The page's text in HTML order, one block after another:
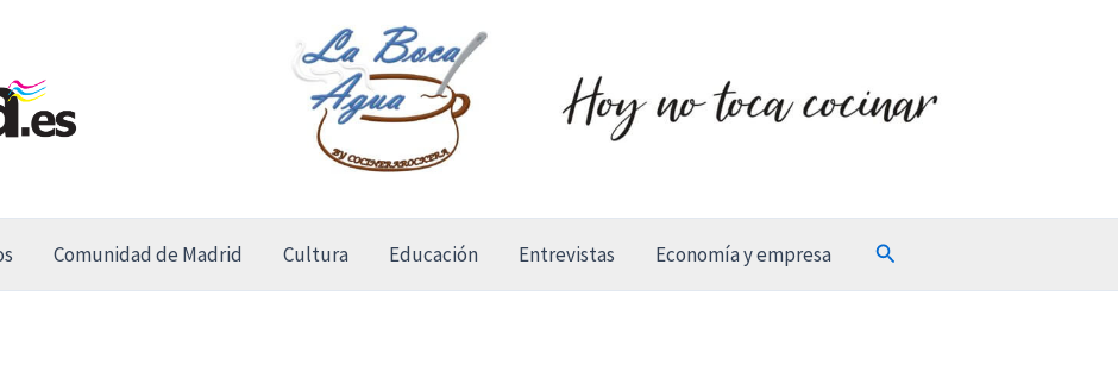
Comunidad de Madrid Cultura Educación Entrevistas Economía y empresa Buscar